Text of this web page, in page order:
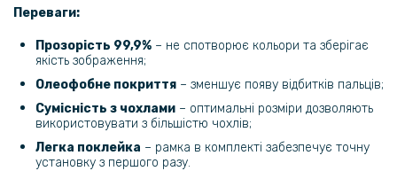
Переваги:
Прозорість 99,9% – не спотворює кольори та зберігає
якість зображення;
Олеофобне покриття – зменшує появу відбитків пальців;
Сумісність з чохлами – оптимальні розміри дозволяють
використовувати з більшістю чохлів;
Легка поклейка – рамка в комплекті забезпечує точну
установку з першого разу.